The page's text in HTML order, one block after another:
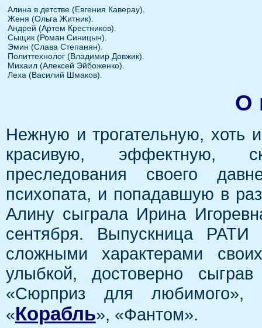
Алина в детстве (Евгения Каверау).
Женя (Ольга Житник).
Андрей (Артем Крестников).
Сыщик (Роман Синицын).
Эмин (Слава Степанян).
Политтехнолог (Владимир Довжик).
Михаил (Алексей Эйбоженко).
Леха (Василий Шмаков).
О
Нежную и трогательную, хоть
красивую, эффектную,
преследования своего
психопата, и попадавшую в
Алину сыграла Ирина
сентября. Выпускница РАТИ
сложными характерами
улыбкой, достоверно
«Сюрприз для любимого»,
«Корабль», «Фантом».